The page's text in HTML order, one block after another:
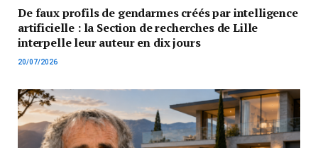
De faux profils de gendarmes créés par intelligence
artificielle : la Section de recherches de Lille
interpelle leur auteur en dix jours
20/07/2026